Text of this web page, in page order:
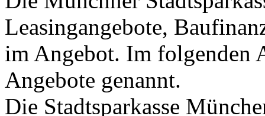
Leasingangebote,
im Angebot. Im folgenden
Angebote genannt.
Die Stadtsparkasse